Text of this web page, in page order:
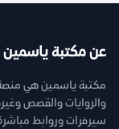
عن مكتبة ياسمين
مكتبة ياسمين هي منصة
سيرفرات وروابط